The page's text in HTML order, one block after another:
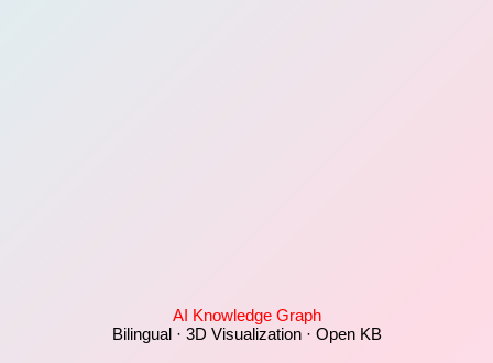
AI Knowledge Graph
Bilingual · 3D Visualization · Open KB